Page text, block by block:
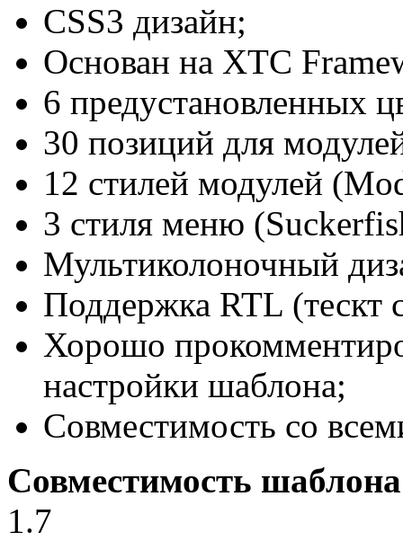
CSS3 дизайн;
Основан на XTC
6 предустановленных
30 позиций для
12 стилей модулей
3 стиля меню
Мультиколоночный
Поддержка RTL (тескт
Хорошо
настройки шаблона;
Совместимость со
Совместимость шаблона
1.7